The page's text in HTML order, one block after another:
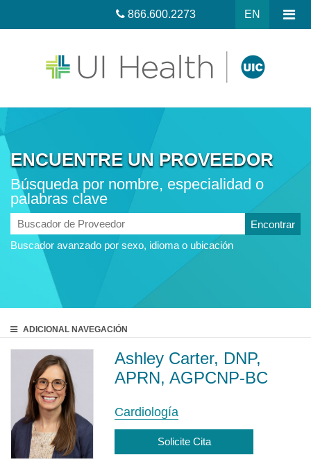
EN
866.600.2273
ENCUENTRE UN PROVEEDOR
Búsqueda por nombre, especialidad o
palabras clave
Buscador
de
Proveedor
Buscador avanzado por sexo, idioma o ubicación
ADICIONAL NAVEGACIÓN
Ashley Carter, DNP,
APRN, AGPCNP-BC
Cardiología
Solicite Cita